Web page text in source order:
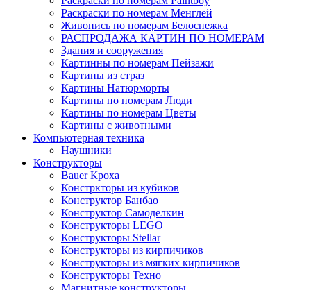
Раскраски по номерам Менглей
Живопись по номерам Белоснежка
РАСПРОДАЖА КАРТИН ПО НОМЕРАМ
Здания и сооружения
Картинны по номерам Пейзажи
Картины из страз
Картины Натюрморты
Картины по номерам Люди
Картины по номерам Цветы
Картины с животными
Компьютерная техника
Наушники
Конструкторы
Bauer Кроха
Констркторы из кубиков
Конструктор Банбао
Конструктор Самоделкин
Конструкторы LEGO
Конструкторы Stellar
Конструкторы из кирпичиков
Конструкторы из мягких кирпичиков
Конструкторы Техно
Магнитные конструкторы